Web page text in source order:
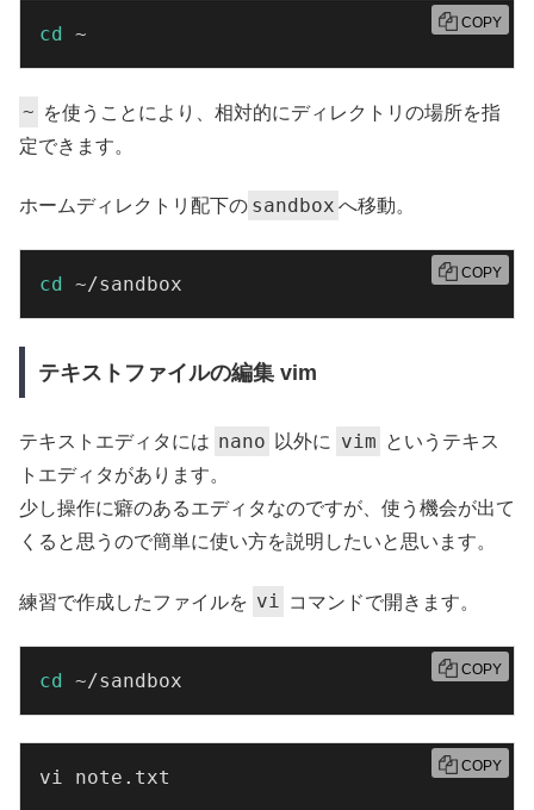
cd ~ COPY
~ を使うことにより、相対的にディレクトリの場所を指
定できます。
ホームディレクトリ配下の sandbox へ移動。
cd ~/sandbox COPY
テキストファイルの編集 vim
テキストエディタには nano 以外に vim というテキス
トエディタがあります。
少し操作に癖のあるエディタなのですが、使う機会が出て
くると思うので簡単に使い方を説明したいと思います。
練習で作成したファイルを vi コマンドで開きます。
cd ~/sandbox COPY
vi note.txt COPY